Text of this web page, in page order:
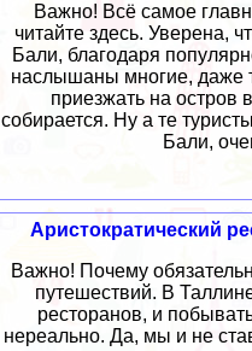
Важно! Всё самое
читайте здесь. Уверена,
Бали, благодаря
наслышаны многие, даже
приезжать на
собирается. Ну а те
Бали,
Аристократический
Важно! Почему
путешествий. В
ресторанов, и
нереально. Да, мы и не